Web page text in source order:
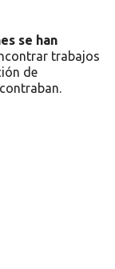
se han
trabajos
de